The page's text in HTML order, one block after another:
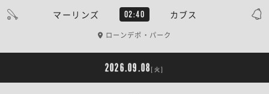
マーリンズ 02:40 カブス
ローンデポ・パーク
2026.09.08 [火]